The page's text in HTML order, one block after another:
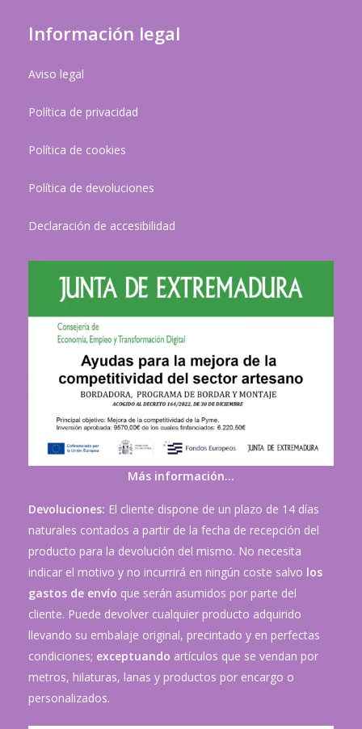
Información legal
Aviso legal
Política de privacidad
Política de cookies
Política de devoluciones
Declaración de accesibilidad
Más información…
Devoluciones: El cliente dispone de un plazo de 14 días
naturales contados a partir de la fecha de recepción del
producto para la devolución del mismo. No necesita
indicar el motivo y no incurrirá en ningún coste salvo los
gastos de envío que serán asumidos por parte del
cliente. Puede devolver cualquier producto adquirido
llevando su embalaje original, precintado y en perfectas
condiciones; exceptuando artículos que se vendan por
metros, hilaturas, lanas y productos por encargo o
personalizados.